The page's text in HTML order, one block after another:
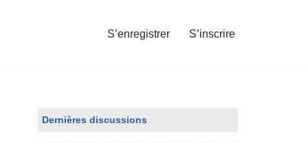
S’enregistrer S’inscrire
Dernières discussions